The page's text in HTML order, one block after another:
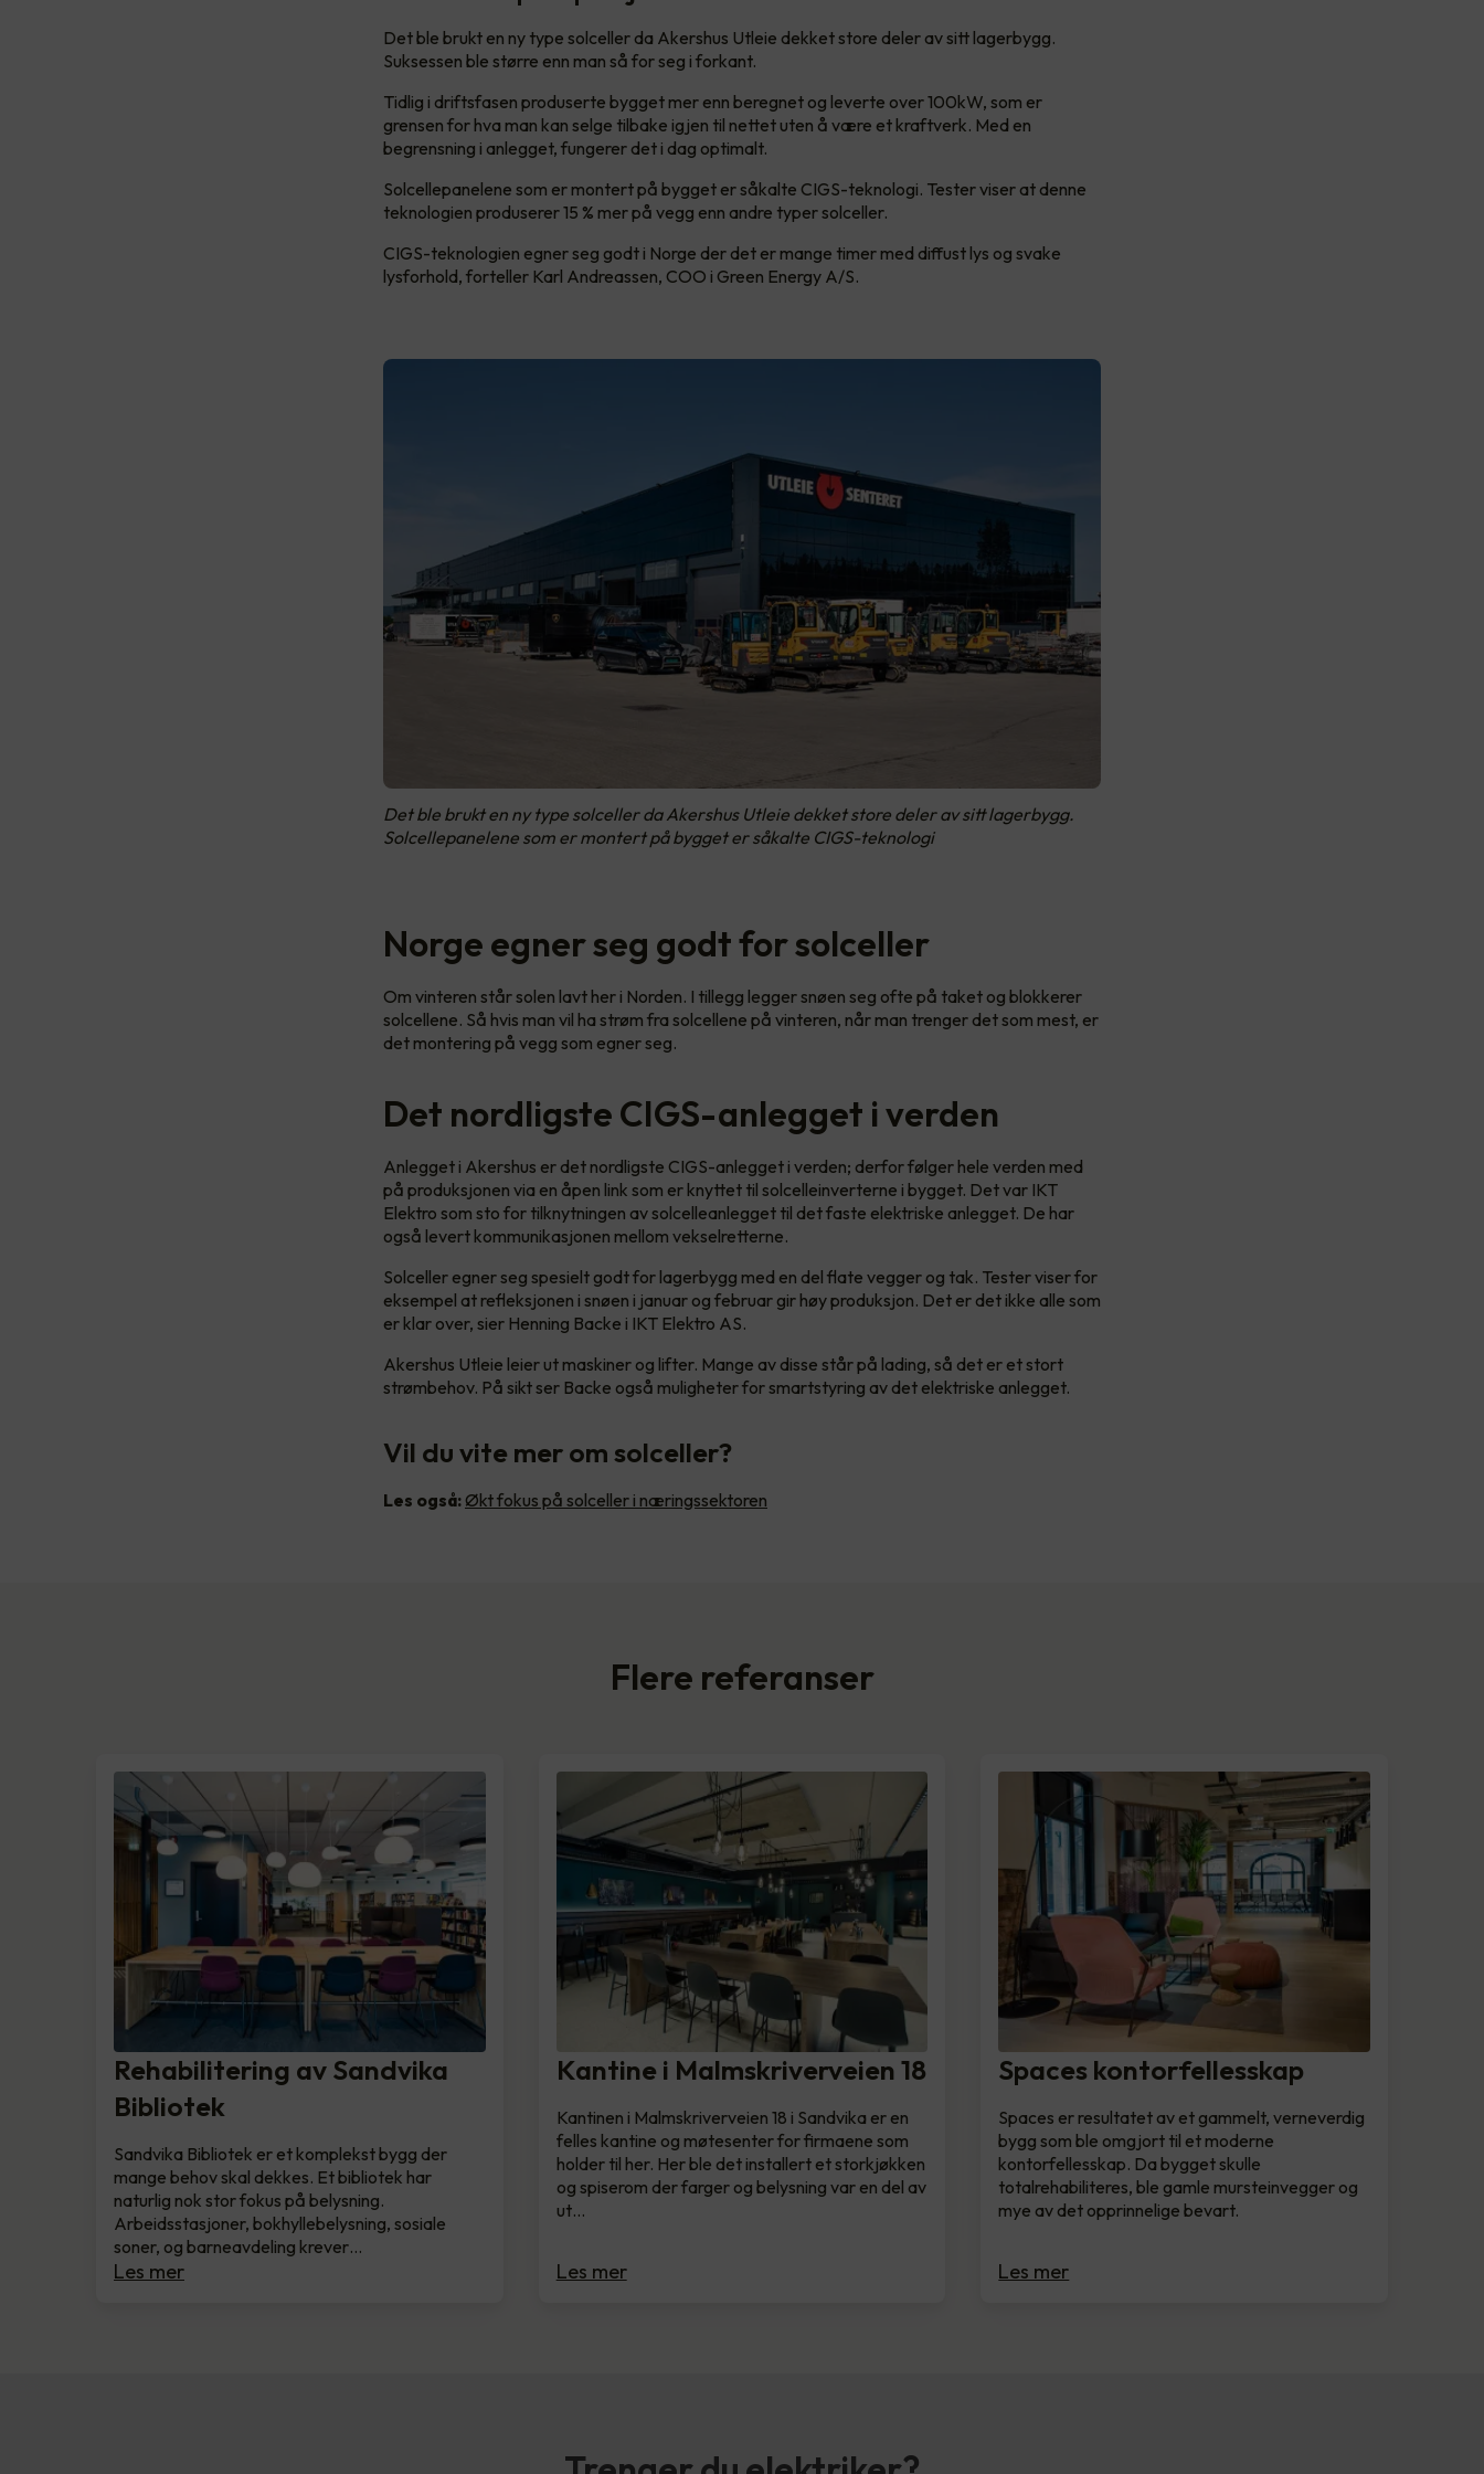
Det ble brukt en ny type solceller da Akershus Utleie dekket store deler av sitt lagerbygg.
Suksessen ble større enn man så for seg i forkant.
Tidlig i driftsfasen produserte bygget mer enn beregnet og leverte over 100kW, som er
grensen for hva man kan selge tilbake igjen til nettet uten å være et kraftverk. Med en
begrensning i anlegget, fungerer det i dag optimalt.
Solcellepanelene som er montert på bygget er såkalte CIGS-teknologi. Tester viser at denne
teknologien produserer 15 % mer på vegg enn andre typer solceller.
CIGS-teknologien egner seg godt i Norge der det er mange timer med diffust lys og svake
lysforhold, forteller Karl Andreassen, COO i Green Energy A/S.
Det ble brukt en ny type solceller da Akershus Utleie dekket store deler av sitt lagerbygg.
Solcellepanelene som er montert på bygget er såkalte CIGS-teknologi
Norge egner seg godt for solceller
Om vinteren står solen lavt her i Norden. I tillegg legger snøen seg ofte på taket og blokkerer
solcellene. Så hvis man vil ha strøm fra solcellene på vinteren, når man trenger det som mest, er
det montering på vegg som egner seg.
Det nordligste CIGS-anlegget i verden
Anlegget i Akershus er det nordligste CIGS-anlegget i verden; derfor følger hele verden med
på produksjonen via en åpen link som er knyttet til solcelleinverterne i bygget. Det var IKT
Elektro som sto for tilknytningen av solcelleanlegget til det faste elektriske anlegget. De har
også levert kommunikasjonen mellom vekselretterne.
Solceller egner seg spesielt godt for lagerbygg med en del flate vegger og tak. Tester viser for
eksempel at refleksjonen i snøen i januar og februar gir høy produksjon. Det er det ikke alle som
er klar over, sier Henning Backe i IKT Elektro AS.
Akershus Utleie leier ut maskiner og lifter. Mange av disse står på lading, så det er et stort
strømbehov. På sikt ser Backe også muligheter for smartstyring av det elektriske anlegget.
Vil du vite mer om solceller?
Les også: Økt fokus på solceller i næringssektoren
Flere referanser
Rehabilitering av Sandvika
Bibliotek
Sandvika Bibliotek er et komplekst bygg der
mange behov skal dekkes. Et bibliotek har
naturlig nok stor fokus på belysning.
Arbeidsstasjoner, bokhyllebelysning, sosiale
soner, og barneavdeling krever…
Les mer
Kantine i Malmskriverveien 18
Kantinen i Malmskriverveien 18 i Sandvika er en
felles kantine og møtesenter for firmaene som
holder til her. Her ble det installert et storkjøkken
og spiserom der farger og belysning var en del av
ut…
Les mer
Spaces kontorfellesskap
Spaces er resultatet av et gammelt, verneverdig
bygg som ble omgjort til et moderne
kontorfellesskap. Da bygget skulle
totalrehabiliteres, ble gamle mursteinvegger og
mye av det opprinnelige bevart.
Les mer